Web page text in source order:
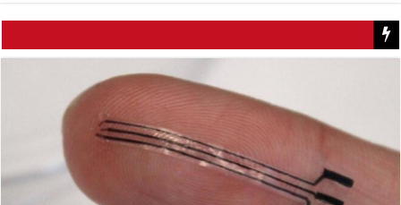
كيف تسبب سائح كويتي في إغلاق منزل عبدالحليم حافظ ومنع